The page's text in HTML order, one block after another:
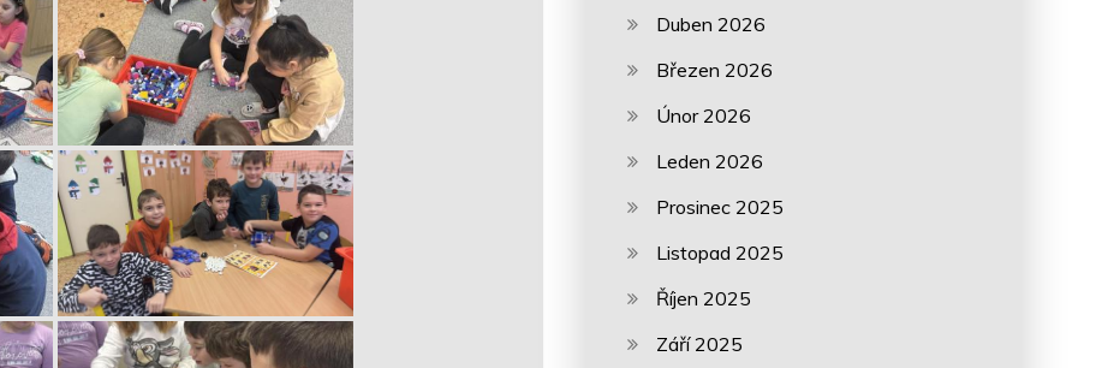
Duben 2026
Březen 2026
Únor 2026
Leden 2026
Prosinec 2025
Listopad 2025
Říjen 2025
Září 2025